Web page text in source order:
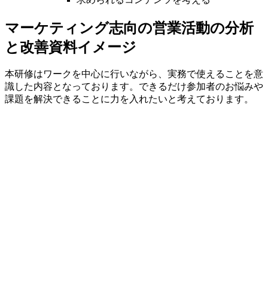
マーケティング志向の営業活動の分析
と改善資料イメージ
本研修はワークを中心に行いながら、実務で使えることを意
識した内容となっております。できるだけ参加者のお悩みや
課題を解決できることに力を入れたいと考えております。